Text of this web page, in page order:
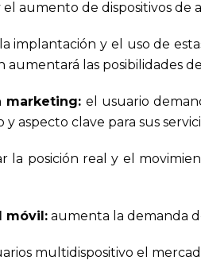
aumento de dispositivos de
implantación y el uso de
las posibilidades
marketing: el usuario
aspecto clave para sus
la posición real y el
móvil: aumenta la demanda
multidispositivo el